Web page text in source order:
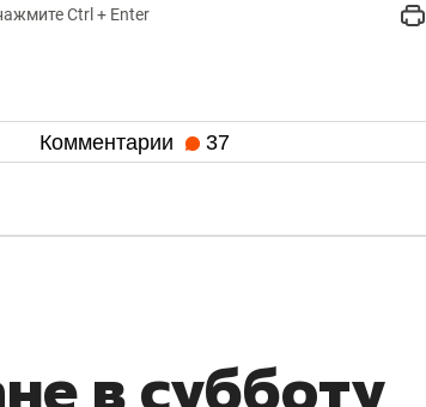
Ctrl + Enter
Комментарии 37
в субботу